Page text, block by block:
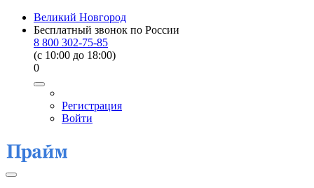
Великий Новгород
Бесплатный звонок по России
8 800 302-75-85
(c 10:00 до 18:00)
0
Регистрация
Войти